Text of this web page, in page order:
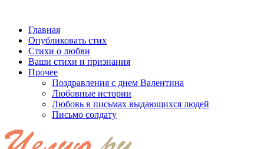
Главная
Опубликовать стих
Стихи о любви
Ваши стихи и признания
Прочее
Поздравления с днем Валентина
Любовные истории
Любовь в письмах выдающихся людей
Письмо солдату